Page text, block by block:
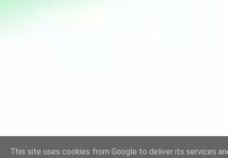
This site uses cookies from Google to deliver its services